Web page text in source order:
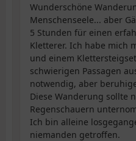
Wunderschöne
Menschenseele... aber
5 Stunden für einen
Kletterer. Ich habe mich
und einem
schwierigen Passagen
notwendig, aber
Diese Wanderung sollte
Regenschauern
Ich bin alleine
niemanden getroffen.